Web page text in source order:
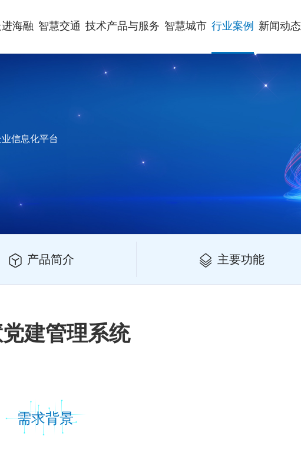
进海融 智慧交通 技术产品与服务 智慧城市 行业案例 新闻动态
信息化平台
产品简介 主要功能
建管理系统
需求背景